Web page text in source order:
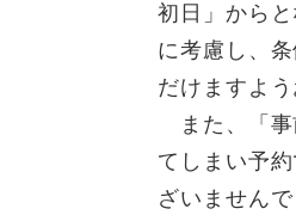
初日」から
に考慮し、
だけますよう
また、「事
てしまい予
ざいません